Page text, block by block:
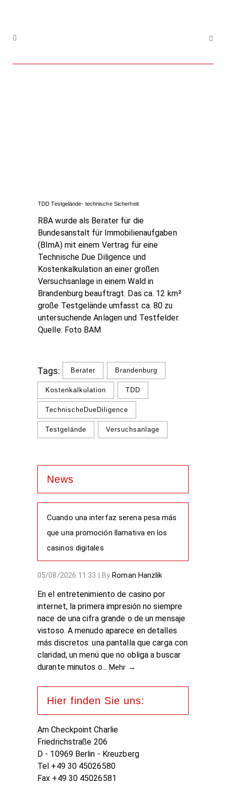
TDD Testgelände- technische Sicherheit
RBA wurde als Berater für die
Bundesanstalt für Immobilienaufgaben
(BImA) mit einem Vertrag für eine
Technische Due Diligence und
Kostenkalkulation an einer großen
Versuchsanlage in einem Wald in
Brandenburg beauftragt. Das ca. 12 km²
große Testgelände umfasst ca. 80 zu
untersuchende Anlagen und Testfelder.
Quelle: Foto BAM
Tags: Berater Brandenburg
Kostenkalkulation TDD
TechnischeDueDiligence
Testgelände Versuchsanlage
News
Cuando una interfaz serena pesa más
que una promoción llamativa en los
casinos digitales
05/08/2026 11:33 By Roman Hanzlik
En el entretenimiento de casino por
internet, la primera impresión no siempre
nace de una cifra grande o de un mensaje
vistoso. A menudo aparece en detalles
más discretos: una pantalla que carga con
claridad, un menú que no obliga a buscar
durante minutos o...Mehr →
Hier finden Sie uns:
Am Checkpoint Charlie
Friedrichstraße 206
D - 10969 Berlin - Kreuzberg
Tel +49 30 45026580
Fax +49 30 45026581